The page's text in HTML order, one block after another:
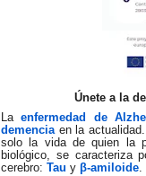
Únete a la
Laenfermedad de
demenciaen la
solo la vida de quien la
biológico, se caracteriza
cerebro: Tau y β-amiloide.